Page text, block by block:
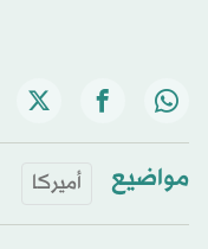
مواضيع أميركا